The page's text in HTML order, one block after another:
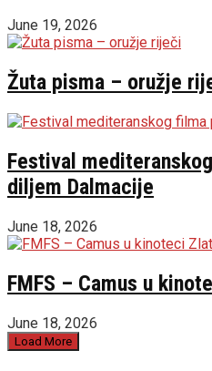
June 19, 2026
Žuta pisma – oružje
Festival
diljem Dalmacije
June 18, 2026
FMFS – Camus u
June 18, 2026
Load More